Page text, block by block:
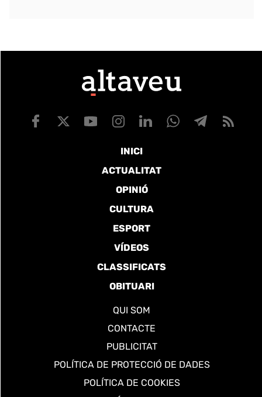
INICI
ACTUALITAT
OPINIÓ
CULTURA
ESPORT
VÍDEOS
CLASSIFICATS
OBITUARI
QUI SOM
CONTACTE
PUBLICITAT
POLÍTICA DE PROTECCIÓ DE DADES
POLÍTICA DE COOKIES